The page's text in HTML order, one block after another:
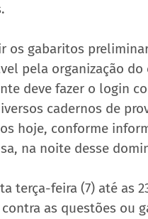
os gabaritos
pela organização
deve fazer o login
cadernos de
hoje, conforme
na noite desse
terça-feira (7) até as
as questões ou